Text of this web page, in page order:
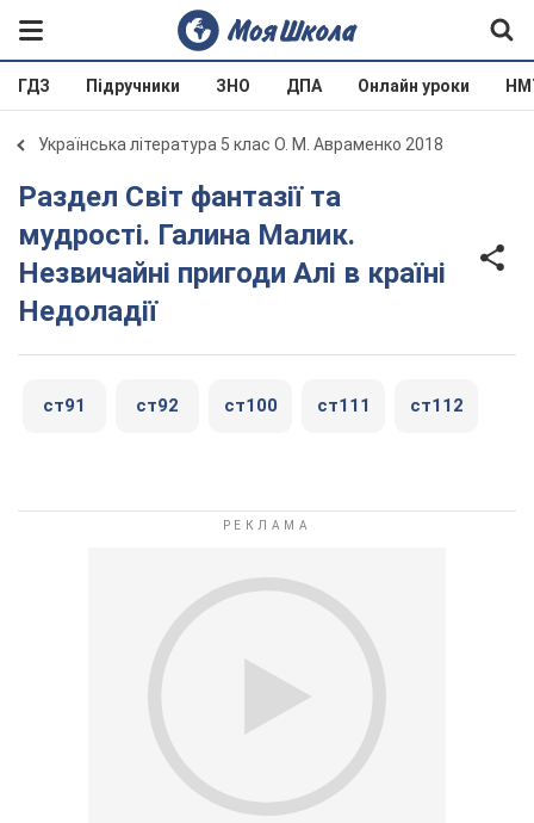
ГДЗ Підручники ЗНО ДПА Онлайн уроки
Українська література 5 клас О. М. Авраменко 2018
Раздел Світ фантазії та
мудрості. Галина Малик.
Незвичайні пригоди Алі в країні
Недоладії
ст91 ст92 ст100 ст111 ст112